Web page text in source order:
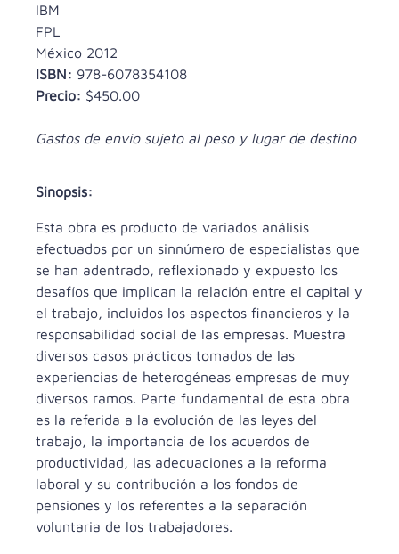
IBM
FPL
México 2012
ISBN: 978-6078354108
Precio: $450.00
Gastos de envío sujeto al peso y lugar de destino
Sinopsis:
Esta obra es producto de variados análisis
efectuados por un sinnúmero de especialistas que
se han adentrado, reflexionado y expuesto los
desafíos que implican la relación entre el capital y
el trabajo, incluidos los aspectos financieros y la
responsabilidad social de las empresas. Muestra
diversos casos prácticos tomados de las
experiencias de heterogéneas empresas de muy
diversos ramos. Parte fundamental de esta obra
es la referida a la evolución de las leyes del
trabajo, la importancia de los acuerdos de
productividad, las adecuaciones a la reforma
laboral y su contribución a los fondos de
pensiones y los referentes a la separación
voluntaria de los trabajadores.